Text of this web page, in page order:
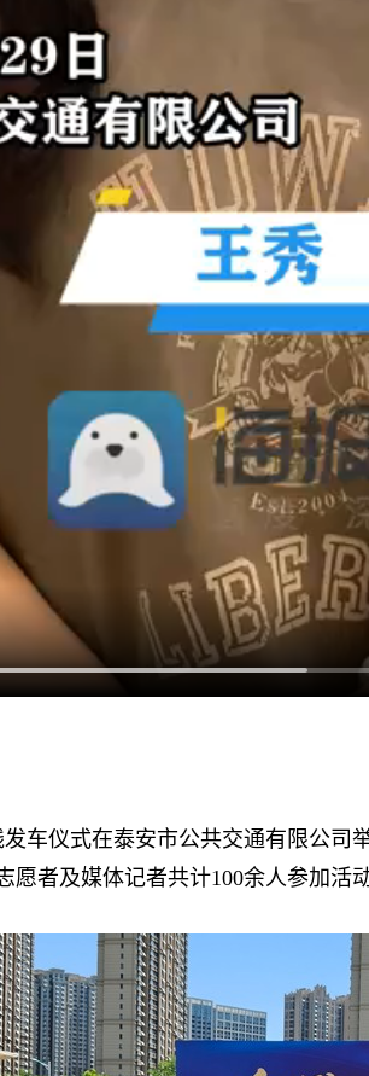
仪式在泰安市公共交通有限公司
者及媒体记者共计100余人参加活动